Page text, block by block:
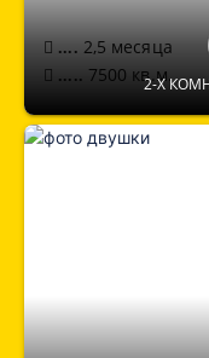
2-Х
.... 2,5 месяца
..... 7500 кв.м.